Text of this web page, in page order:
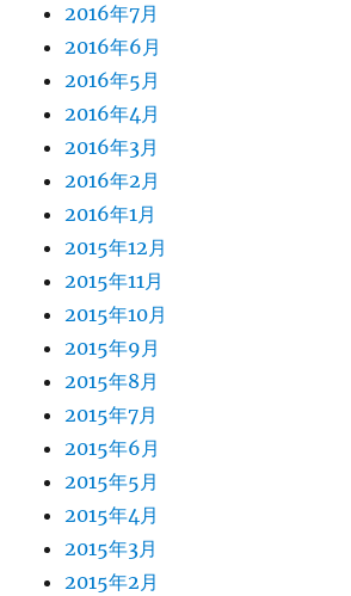
2016年7月
2016年6月
2016年5月
2016年4月
2016年3月
2016年2月
2016年1月
2015年12月
2015年11月
2015年10月
2015年9月
2015年8月
2015年7月
2015年6月
2015年5月
2015年4月
2015年3月
2015年2月